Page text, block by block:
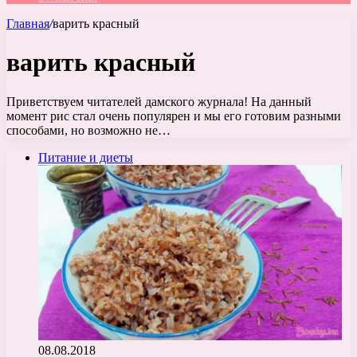
Главная/варить красный
варить красный
Приветствуем читателей дамского журнала! На данный
момент рис стал очень популярен и мы его готовим разными
способами, но возможно не…
Питание и диеты
08.08.2018